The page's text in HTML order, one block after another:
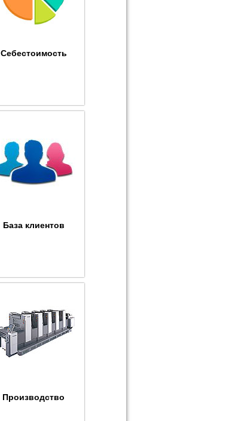
Себестоимость
База клиентов
Производство